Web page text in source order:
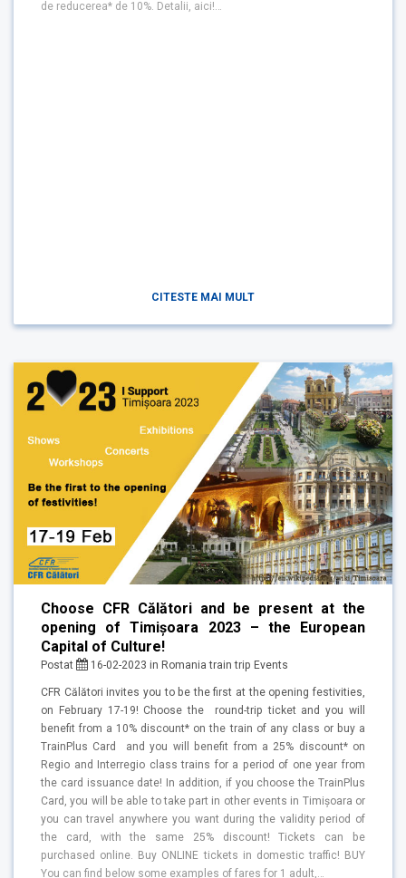
de reducerea* de 10%. Detalii, aici!…
CITESTE MAI MULT
Choose CFR Călători and be present at the
opening of Timișoara 2023 – the European
Capital of Culture!
Postat 16-02-2023 in Romania train trip Events
CFR Călători invites you to be the first at the opening festivities,
on February 17-19! Choose the round-trip ticket and you will
benefit from a 10% discount* on the train of any class or buy a
TrainPlus Card and you will benefit from a 25% discount* on
Regio and Interregio class trains for a period of one year from
the card issuance date! In addition, if you choose the TrainPlus
Card, you will be able to take part in other events in Timișoara or
you can travel anywhere you want during the validity period of
the card, with the same 25% discount! Tickets can be
purchased online. Buy ONLINE tickets in domestic traffic! BUY
You can find below some examples of fares for 1 adult,…